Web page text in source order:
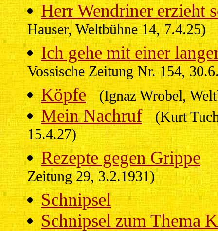
Herr Wendriner erzieht
Hauser, Weltbühne 14, 7.4.25)
Ich gehe mit einer
Vossische Zeitung Nr. 154,
Köpfe
(Ignaz Wrobel,
Mein Nachruf (Kurt
15.4.27)
Rezepte gegen Grippe
Zeitung 29, 3.2.1931)
Schnipsel
Schnipsel zum Thema